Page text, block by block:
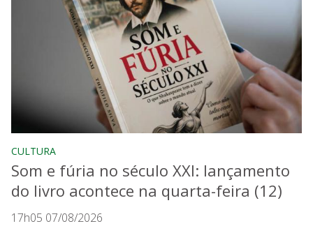
CULTURA
Som e fúria no século XXI: lançamento
do livro acontece na quarta-feira (12)
17h05 07/08/2026